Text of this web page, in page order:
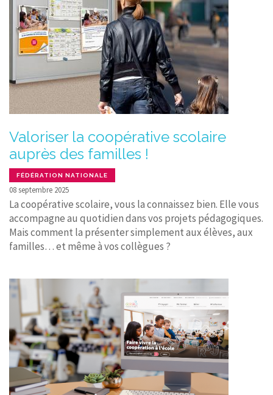
Valoriser la coopérative scolaire
auprès des familles !
FÉDÉRATION NATIONALE
08 septembre 2025
La coopérative scolaire, vous la connaissez bien. Elle vous
accompagne au quotidien dans vos projets pédagogiques.
Mais comment la présenter simplement aux élèves, aux
familles… et même à vos collègues ?